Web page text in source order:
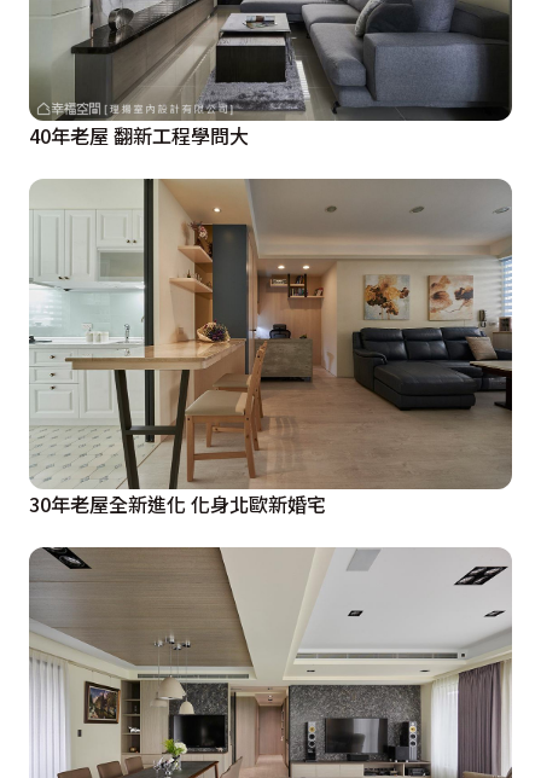
40年老屋 翻新工程學問大
30年老屋全新進化 化身北歐新婚宅